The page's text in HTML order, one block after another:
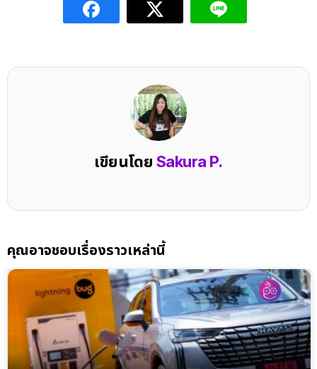
เขียนโดย Sakura P.
คุณอาจชอบเรื่องราวเหล่านี้